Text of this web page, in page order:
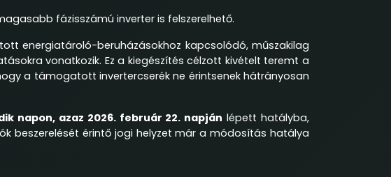
fázisszámú inverter is felszerelhető.
energiatároló-beruházásokhoz kapcsolódó, műszakilag
vonatkozik. Ez a kiegészítés célzott kivételt teremt a
a támogatott invertercserék ne érintsenek hátrányosan
napon, azaz 2026. február 22. napján lépett hatályba,
beszerelését érintő jogi helyzet már a módosítás hatálya